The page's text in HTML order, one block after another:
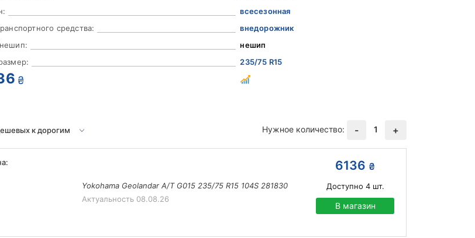
всесезонная
средства:
внедорожник
нешип
235/75 R15
₴
Нужное количество: - 1 +
Yokohama Geolandar A/T G015 235/75 R15 104S 281830
Актуальность 08.08.26
6136 ₴
Доступно 4шт.
В магазин